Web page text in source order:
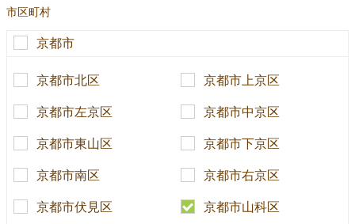
市区町村
京都市
京都市北区 京都市上京区
京都市左京区 京都市中京区
京都市東山区 京都市下京区
京都市南区 京都市右京区
京都市伏見区 京都市山科区